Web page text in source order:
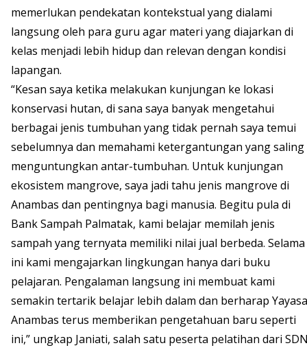
memerlukan pendekatan kontekstual yang dialami
langsung oleh para guru agar materi yang diajarkan di
kelas menjadi lebih hidup dan relevan dengan kondisi
lapangan.
“Kesan saya ketika melakukan kunjungan ke lokasi
konservasi hutan, di sana saya banyak mengetahui
berbagai jenis tumbuhan yang tidak pernah saya temui
sebelumnya dan memahami ketergantungan yang saling
menguntungkan antar-tumbuhan. Untuk kunjungan
ekosistem mangrove, saya jadi tahu jenis mangrove di
Anambas dan pentingnya bagi manusia. Begitu pula di
Bank Sampah Palmatak, kami belajar memilah jenis
sampah yang ternyata memiliki nilai jual berbeda. Selama
ini kami mengajarkan lingkungan hanya dari buku
pelajaran. Pengalaman langsung ini membuat kami
semakin tertarik belajar lebih dalam dan berharap
Anambas terus memberikan pengetahuan baru seperti
ini,” ungkap Janiati, salah satu peserta pelatihan dari